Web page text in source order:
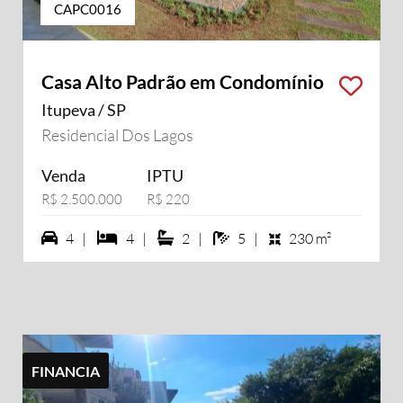
vídeo
CAPC0016
Casa Alto Padrão em Condomínio
Itupeva / SP
Residencial Dos Lagos
Venda
R$ 2.500.000
IPTU
R$ 220
4 vagas na garagem
4 | 4 dormiórios
4 | 2 suítes
2 | 5 banheiros
5 | 230 m²
FINANCIA